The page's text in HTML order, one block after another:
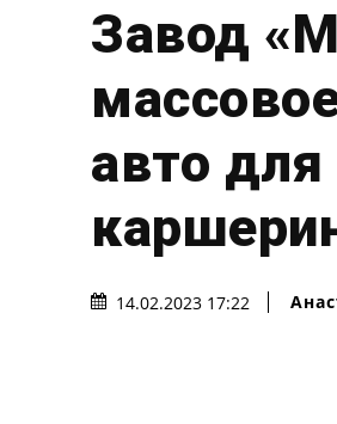
Завод
авто для
14.02.2023 17:22